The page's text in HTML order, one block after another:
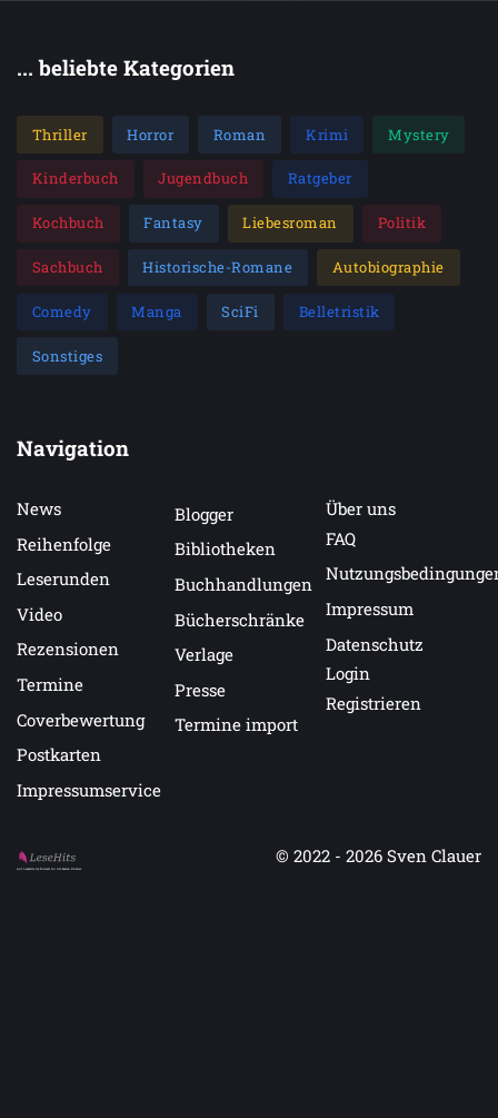
... beliebte Kategorien
Thriller Horror Roman Krimi Mystery
Kinderbuch Jugendbuch Ratgeber
Kochbuch Fantasy Liebesroman Politik
Sachbuch Historische-Romane Autobiographie
Comedy Manga SciFi Belletristik
Sonstiges
Navigation
News
Reihenfolge
Leserunden
Video
Rezensionen
Termine
Coverbewertung
Postkarten
Impressumservice
Blogger
Bibliotheken
Buchhandlungen
Bücherschränke
Verlage
Presse
Termine import
Über uns
FAQ
Impressum
Datenschutz
Login
Registrieren
Auf LeseHits.de findest Du die besten Bücher.
© 2022 - 2026 Sven Clauer